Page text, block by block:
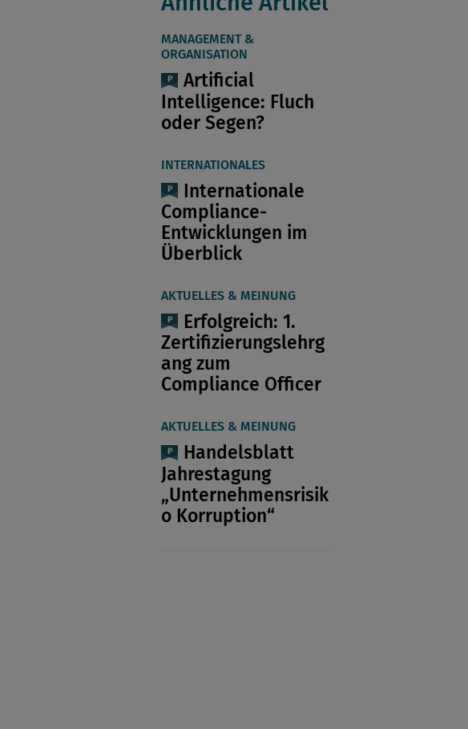
MANAGEMENT &
ORGANISATION
Artificial
Intelligence: Fluch
oder Segen?
INTERNATIONALES
Internationale
Compliance-
Entwicklungen im
Überblick
AKTUELLES & MEINUNG
Erfolgreich: 1.
Zertifizierungslehrg
ang zum
Compliance Officer
AKTUELLES & MEINUNG
Handelsblatt
Jahrestagung
„Unternehmensrisik
o Korruption“